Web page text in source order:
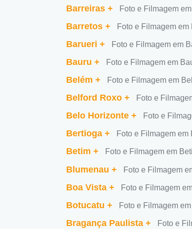
Barreiras + Foto e Filmagem
Barretos + Foto e Filmagem em
Barueri + Foto e Filmagem em
Bauru + Foto e Filmagem em
Belém + Foto e Filmagem em
Belford Roxo + Foto e
Belo Horizonte + Foto e
Bertioga + Foto e Filmagem em
Betim + Foto e Filmagem em
Blumenau + Foto e Filmagem
Boa Vista + Foto e Filmagem
Botucatu + Foto e Filmagem
Bragança Paulista + Foto e